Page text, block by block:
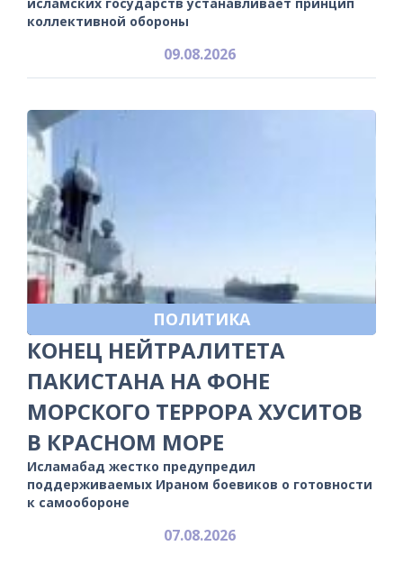
коллективной обороны
09.08.2026
ПОЛИТИКА
КОНЕЦ НЕЙТРАЛИТЕТА
ПАКИСТАНА НА ФОНЕ
МОРСКОГО ТЕРРОРА ХУСИТОВ
В КРАСНОМ МОРЕ
Исламабад жестко предупредил
поддерживаемых Ираном боевиков о готовности
к самообороне
07.08.2026